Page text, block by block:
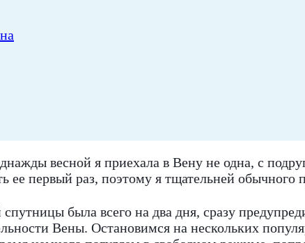
весной я приехала в Вену не одна, с
ее первый раз, поэтому я тщательней обычного
была всего на два дня, сразу
Вены. Остановимся на нескольких